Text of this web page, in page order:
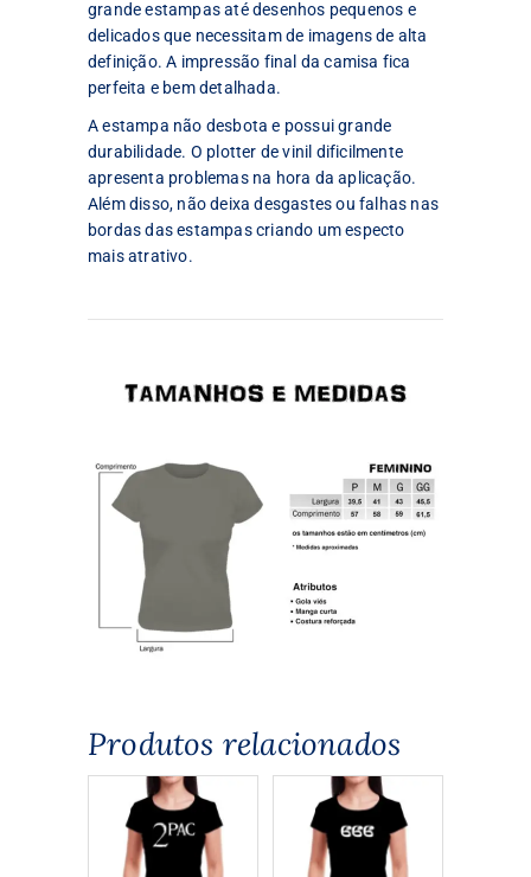
grande estampas até desenhos pequenos e
delicados que necessitam de imagens de alta
definição. A impressão final da camisa fica
perfeita e bem detalhada.
A estampa não desbota e possui grande
durabilidade. O plotter de vinil dificilmente
apresenta problemas na hora da aplicação.
Além disso, não deixa desgastes ou falhas nas
bordas das estampas criando um especto
mais atrativo.
Produtos relacionados